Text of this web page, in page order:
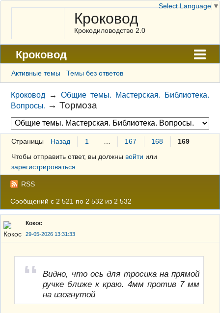
Кроковод
Крокодиловодство 2.0
Кроковод
Форум
Архив
ГАЛЕРЕЯ
Правила
Поиск
Регистрация
Вход
Активные темы Темы без ответов
Кроковод →Общие темы. Мастерская. Библиотека.
Вопросы. →Тормоза
Страницы Назад 1 167 168
169
Чтобы отправить ответ, вы должны войти или
зарегистрироваться
RSS
Сообщений с 2 521 по 2 532 из 2 532
Кокос
29-05-2026 13:31:33
Видно, что ось для тросика на прямой
ручке ближе к краю. 4мм против 7 мм
на изогнутой
Select Language ▼